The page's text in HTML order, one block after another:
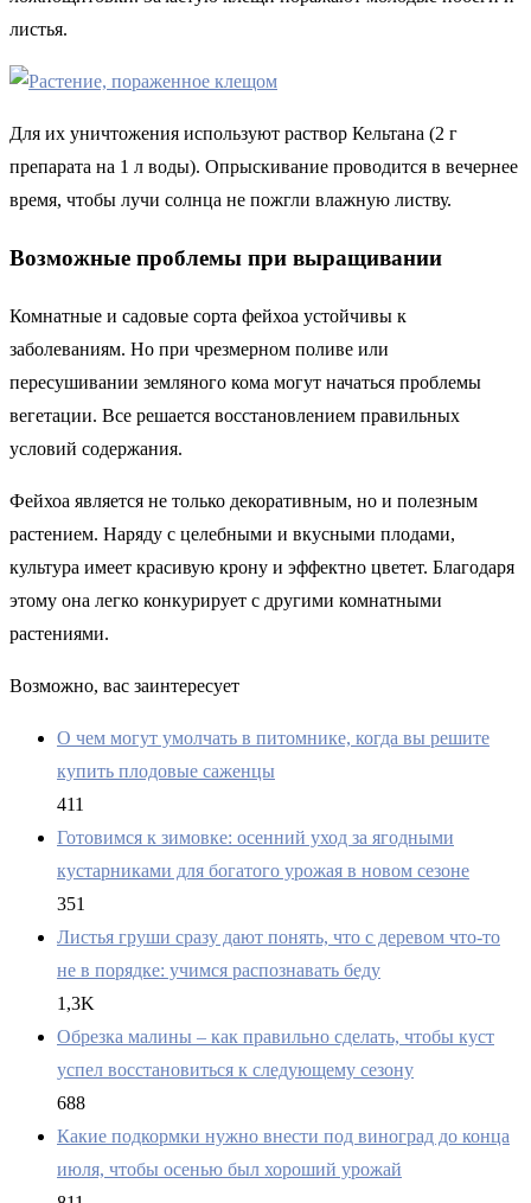
листья.
Для их уничтожения используют раствор Кельтана (2 г
препарата на 1 л воды). Опрыскивание проводится в вечернее
время, чтобы лучи солнца не пожгли влажную листву.
Возможные проблемы при выращивании
Комнатные и садовые сорта фейхоа устойчивы к
заболеваниям. Но при чрезмерном поливе или
пересушивании земляного кома могут начаться проблемы
вегетации. Все решается восстановлением правильных
условий содержания.
Фейхоа является не только декоративным, но и полезным
растением. Наряду с целебными и вкусными плодами,
культура имеет красивую крону и эффектно цветет. Благодаря
этому она легко конкурирует с другими комнатными
растениями.
Возможно, вас заинтересует
О чем могут умолчать в питомнике, когда вы решите
купить плодовые саженцы
411
Готовимся к зимовке: осенний уход за ягодными
кустарниками для богатого урожая в новом сезоне
351
Листья груши сразу дают понять, что с деревом что-то
не в порядке: учимся распознавать беду
1,3K
Обрезка малины – как правильно сделать, чтобы куст
успел восстановиться к следующему сезону
688
Какие подкормки нужно внести под виноград до конца
июля, чтобы осенью был хороший урожай